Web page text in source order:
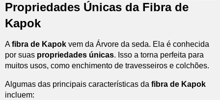
Propriedades Únicas da Fibra de
Kapok
Afibra de Kapok vem da Árvore da seda. Ela é conhecida
por suas propriedades únicas. Isso a torna perfeita para
muitos usos, como enchimento de travesseiros e colchões.
Algumas das principais características da fibra de Kapok
incluem: